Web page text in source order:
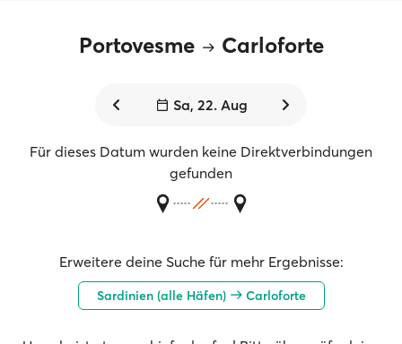
Portovesme Carloforte
Sa, 22. Aug
Für dieses Datum wurden keine Direktverbindungen
gefunden
Erweitere deine Suche für mehr Ergebnisse:
Sardinien (alle Häfen) Carloforte